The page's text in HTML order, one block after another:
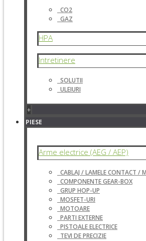
CO2
GAZ
HPA
Intretinere
SOLUTII
ULEIURI
+
PIESE
Arme electrice (AEG / AEP)
CABLAJ / LAMELE CONTACT /
COMPONENTE GEAR-BOX
GRUP HOP-UP
MOSFET-URI
MOTOARE
PARTI EXTERNE
PISTOALE ELECTRICE
TEVI DE PRECIZIE